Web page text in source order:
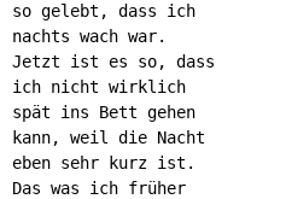
so gelebt, dass ich
nachts wach war.
Jetzt ist es so, dass
ich nicht wirklich
spät ins Bett gehen
kann, weil die Nacht
eben sehr kurz ist.
Das was ich früher